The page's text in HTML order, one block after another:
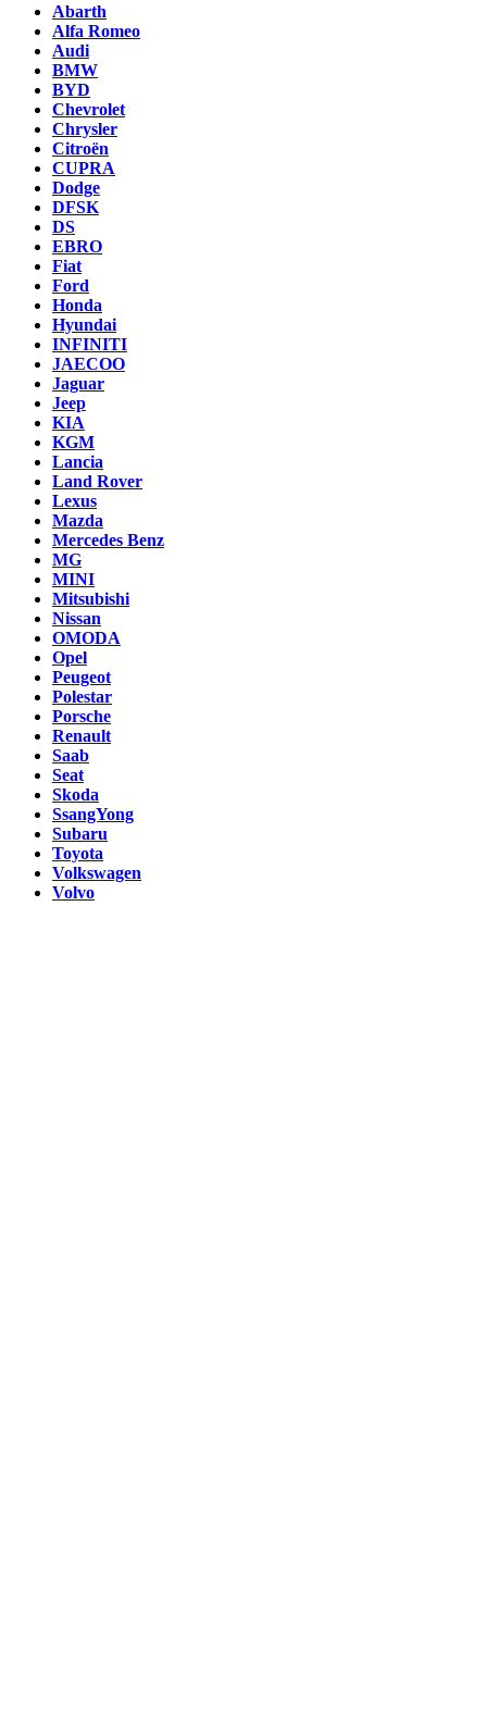
Abarth
Alfa Romeo
Audi
BMW
BYD
Chevrolet
Chrysler
Citroën
CUPRA
Dodge
DFSK
DS
EBRO
Fiat
Ford
Honda
Hyundai
INFINITI
JAECOO
Jaguar
Jeep
KIA
KGM
Lancia
Land Rover
Lexus
Mazda
Mercedes Benz
MG
MINI
Mitsubishi
Nissan
OMODA
Opel
Peugeot
Polestar
Porsche
Renault
Saab
Seat
Skoda
SsangYong
Subaru
Toyota
Volkswagen
Volvo